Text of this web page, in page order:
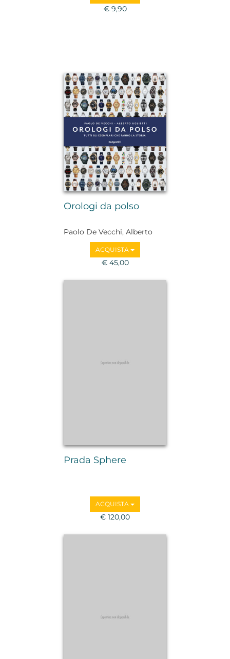
€ 9,90
Orologi da polso
Paolo De Vecchi, Alberto
Uglietti
ACQUISTA
€ 45,00
Prada Sphere
ACQUISTA
€ 120,00